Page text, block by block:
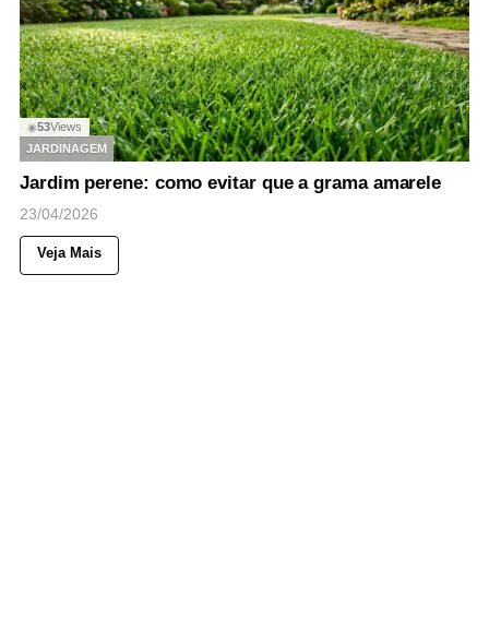
◉53Views
JARDINAGEM
Jardim perene: como evitar que a grama amarele
23/04/2026
Veja Mais